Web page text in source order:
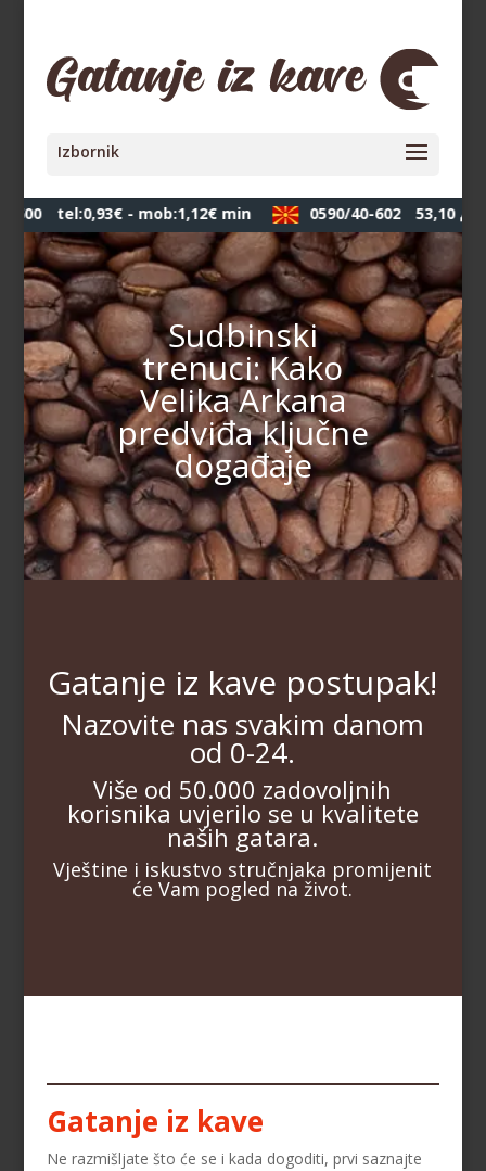
tel:0,93€ - mob:1,12€ min 0590/40-602 53,10
Sudbinski
trenuci: Kako
Velika Arkana
predviđa ključne
događaje
Gatanje iz kave postupak!
Nazovite nas svakim danom
od 0-24.
Više od 50.000 zadovoljnih
korisnika uvjerilo se u kvalitete
naših gatara.
Vještine i iskustvo stručnjaka promijenit
će Vam pogled na život.
Gatanje iz kave
Ne razmišljate što će se i kada dogoditi, prvi saznajte